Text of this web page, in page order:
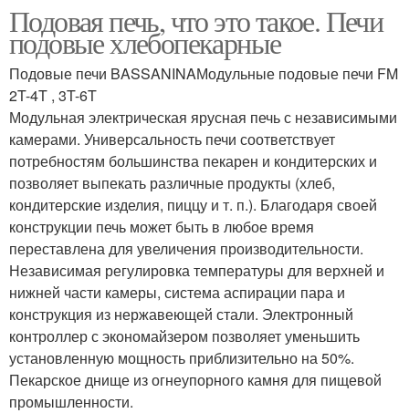
Печи для дачи Конвекционная печь
Печь на дровах Печи для пекарни
Подовая печь, что это такое. Печи
подовые хлебопекарные
Подовые печи BASSANINAМодульные подовые печи FM
2T-4T , 3T-6T
Модульная электрическая ярусная печь с независимыми
камерами. Универсальность печи соответствует
потребностям большинства пекарен и кондитерских и
позволяет выпекать различные продукты (хлеб,
кондитерские изделия, пиццу и т. п.). Благодаря своей
конструкции печь может быть в любое время
переставлена для увеличения производительности.
Независимая регулировка температуры для верхней и
нижней части камеры, система аспирации пара и
конструкция из нержавеющей стали. Электронный
контроллер с экономайзером позволяет уменьшить
установленную мощность приблизительно на 50%.
Пекарское днище из огнеупорного камня для пищевой
промышленности.